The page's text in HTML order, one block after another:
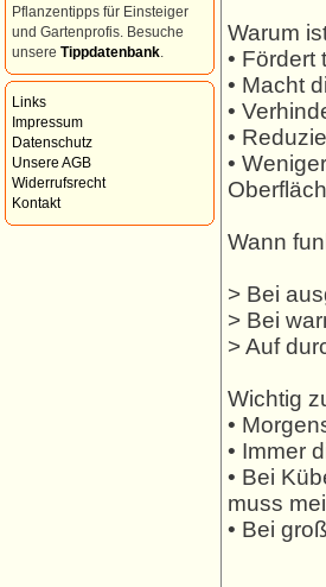
Pflanzentipps für Einsteiger
und Gartenprofis. Besuche
unsere Tippdatenbank
Links
Impressum
Datenschutz
Unsere AGB
Widerrufsrecht
Kontakt
Warum
• Fördert
• Macht
•
•
•
Wann
> Bei
> Bei
> Auf
Wichtig
•
• Immer
• Bei
muss
• Bei